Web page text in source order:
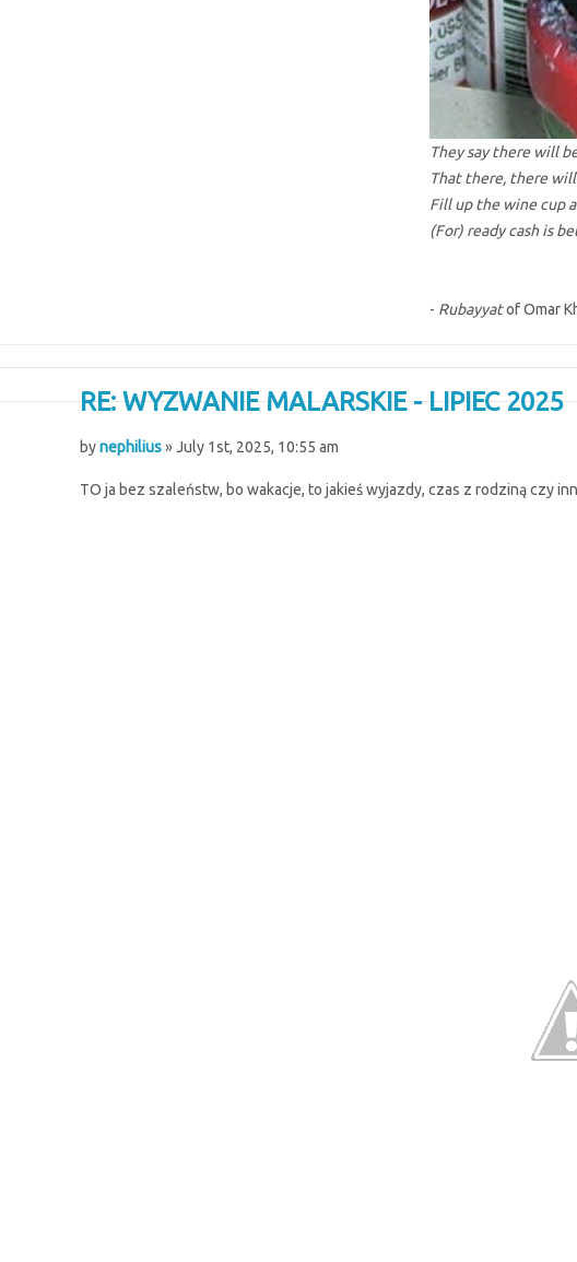
They say there will
That there, there will
Fill up the wine cup
(For) ready cash is
- Rubayyatof Omar
RE: WYZWANIE MALARSKIE - LIPIEC 2025
bynephilius» July 1st, 2025, 10:55 am
TO ja bez szaleństw, bo wakacje, to jakieś wyjazdy, czas z rodziną czy